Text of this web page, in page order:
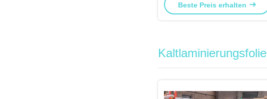
Beste Preis erhalten
Kaltlaminierungsfolie